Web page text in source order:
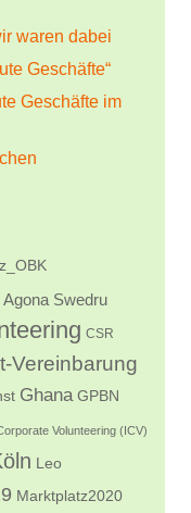
waren dabei
Geschäfte“
Geschäfte im
Agona Swedru
CSR
Vereinbarung
Ghana GPBN
Volunteering (ICV)
Leo
Marktplatz2020